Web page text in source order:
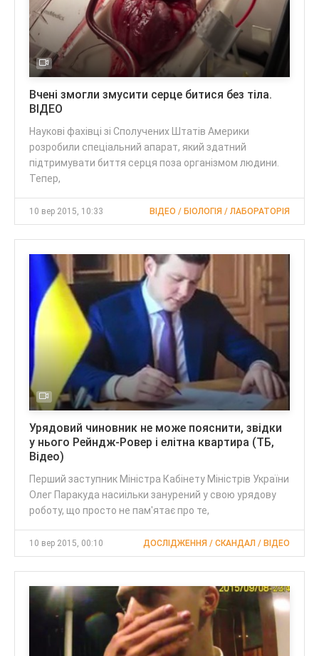
Вчені змогли змусити серце битися без тіла.
ВІДЕО
Наукові фахівці зі Сполучених Штатів Америки
розробили спеціальний апарат, який здатний
підтримувати биття серця поза організмом людини.
Тепер,
10 вер 2015, 10:33 ВІДЕО / БІОЛОГІЯ / ЛАБОРАТОРІЯ
Урядовий чиновник не може пояснити, звідки
у нього Рейндж-Ровер і елітна квартира (ТБ,
Відео)
Перший заступник Міністра Кабінету Міністрів України
Олег Паракуда насиільки занурений у свою урядову
роботу, що просто не пам'ятає про те,
10 вер 2015, 00:10 ДОСЛІДЖЕННЯ / СКАНДАЛ / ВІДЕО